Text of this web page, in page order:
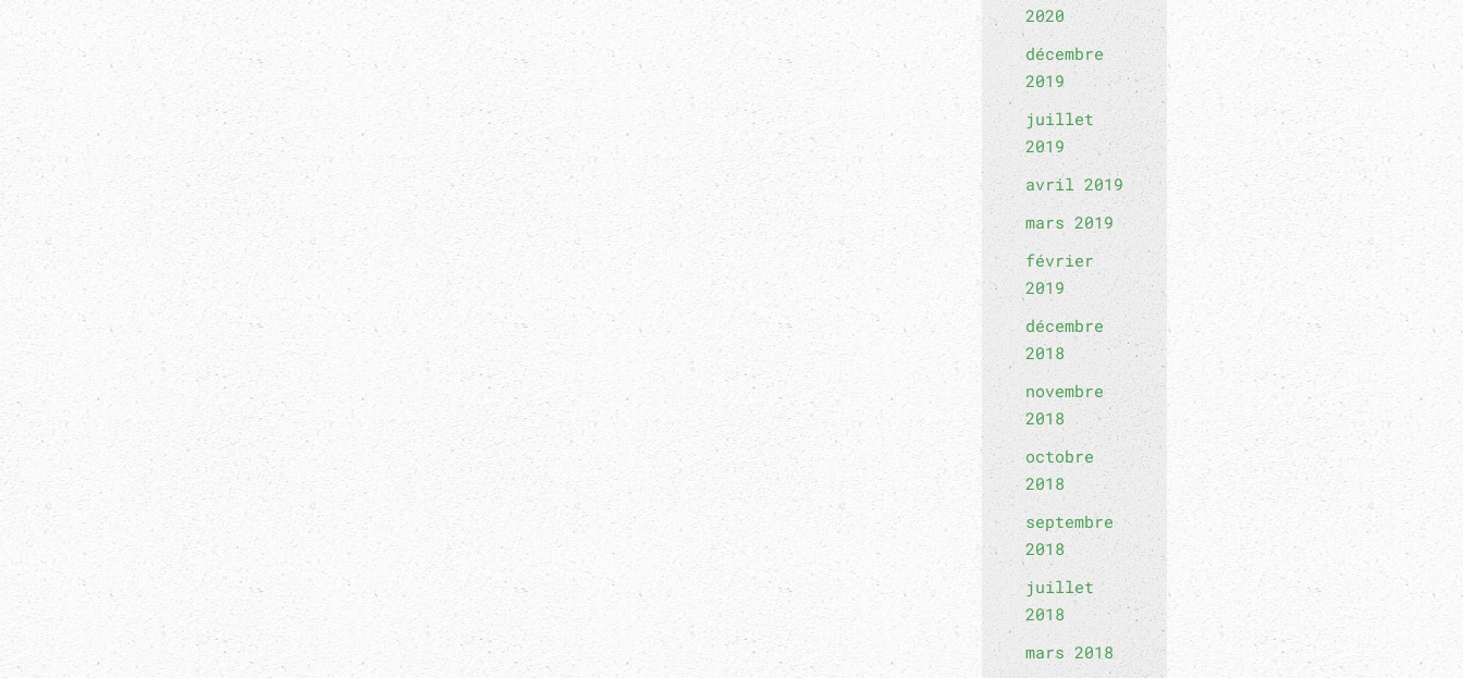
2020
décembre
2019
juillet
2019
avril 2019
mars 2019
février
2019
décembre
2018
novembre
2018
octobre
2018
septembre
2018
juillet
2018
mars 2018